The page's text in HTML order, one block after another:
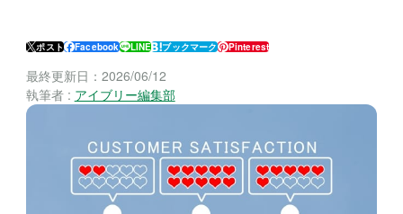
ポスト Facebook LINE ブックマーク Pinterest
最終更新日： 2026/06/12
執筆者 : アイブリー編集部